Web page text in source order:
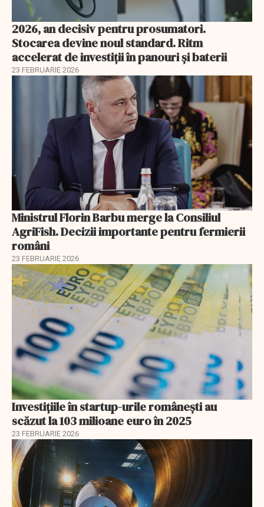
2026, an decisiv pentru prosumatori.
Stocarea devine noul standard. Ritm
accelerat de investiții în panouri și baterii
23 FEBRUARIE 2026
Ministrul Florin Barbu merge la Consiliul
AgriFish. Decizii importante pentru fermierii
români
23 FEBRUARIE 2026
Investiţiile în startup-urile româneşti au
scăzut la 103 milioane euro în 2025
23 FEBRUARIE 2026